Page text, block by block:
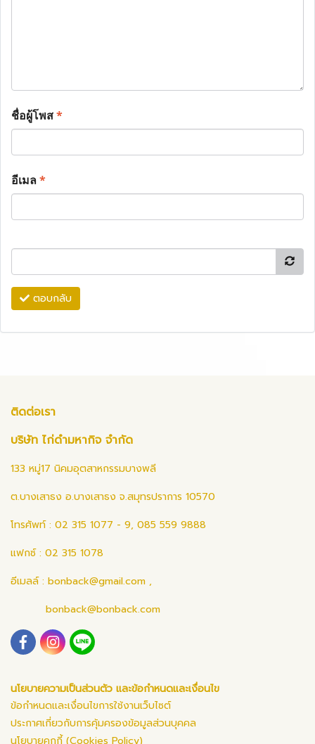
ชื่อผู้โพส*
อีเมล*
ตอบกลับ
ติดต่อเรา
บริษัท ไก่ดำมหากิจ จำกัด
133 หมู่17 นิคมอุตสาหกรรมบางพลี
ต.บางเสาธง อ.บางเสาธง จ.สมุทรปราการ 10570
โทรศัพท์ : 02 315 1077 - 9, 085 559 9888
แฟกซ์ : 02 315 1078
อีเมลล์ : bonback@gmail.com ,
bonback@bonback.com
นโยบายความเป็นส่วนตัว และข้อกำหนดและเงื่อนไข
ข้อกำหนดและเงื่อนไขการใช้งานเว็บไซต์
ประกาศเกี่ยวกับการคุ้มครองข้อมูลส่วนบุคคล
นโยบายคุกกี้ (Cookies Policy)